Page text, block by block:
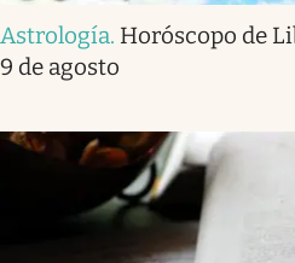
Astrología. Horóscopo de
9 de agosto